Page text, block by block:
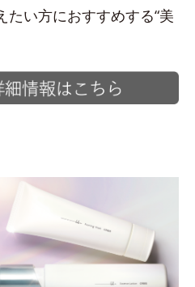
たい方におすすめする“美